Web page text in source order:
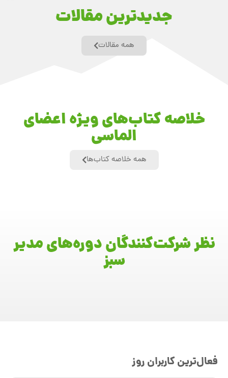
جدیدترین مقالات
همه مقالات
خلاصه کتاب‌های ویژه اعضای
الماسی
همه خلاصه کتاب‌ها
نظر شرکت‌کنندگان دوره‌های مدیر
سبز
فعال‌ترین کاربران روز